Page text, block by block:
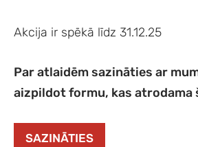
Akcija ir spēkā līdz 31.12.25
Par atlaidēm sazināties ar
aizpildot formu, kas atrodama
SAZINĀTIES